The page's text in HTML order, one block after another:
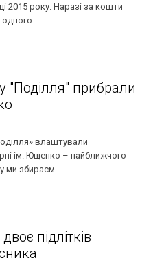
2015 року. Наразі за кошти
"Поділля" прибрали
влаштували
ім. Ющенко – найближчого
ми збираєм...
підлітків